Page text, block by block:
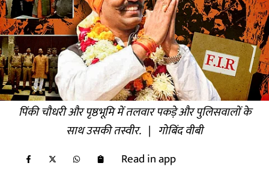
पिंकी चौधरी और पृष्ठभूमि में तलवार पकड़े और पुलिसवालों के
साथ उसकी तस्वीर. | गोबिंद वीबी
Read in app